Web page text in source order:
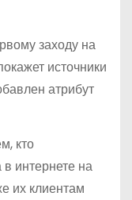
заходу на
источники
атрибут
кто
интернете на
их клиентам